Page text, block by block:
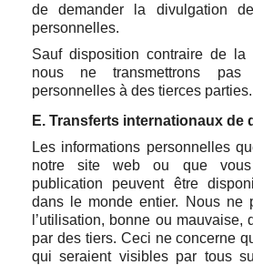
de demander la divulgation
personnelles.
Sauf disposition contraire de la
nous ne transmettrons pas
personnelles à des tierces parties.
E. Transferts internationaux de
Les informations personnelles
notre site web ou que
publication peuvent être
dans le monde entier. Nous ne
l’utilisation, bonne ou mauvaise,
par des tiers. Ceci ne concerne
qui seraient visibles par tous